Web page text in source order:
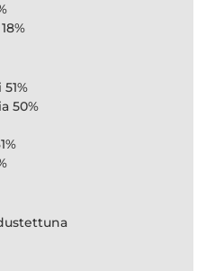
50%